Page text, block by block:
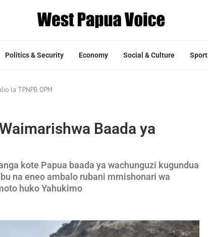
Politics & Security Economy Social & Culture Sport
la TPNPB OPM
Baada ya
kote Papua baada ya wachunguzi kugundua
na eneo ambalo rubani mmishonari wa
huko Yahukimo